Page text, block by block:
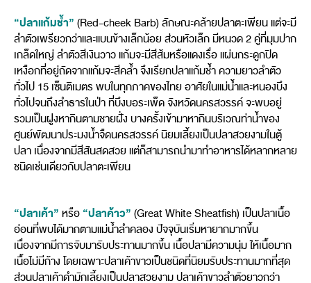
“ปลาแก้มช้ำ” (Red-cheek Barb) ลักษณะคล้ายปลาตะเพียน แต่จะมี
ลำตัวเพรียวกว่าและแบนข้างเล็กน้อย ส่วนหัวเล็ก มีหนวด 2 คู่ที่มุมปาก
เกล็ดใหญ่ ลำตัวสีเงินวาว แก้มจะมีสีส้มหรือแดงเรื่อ แผ่นกระดูกปิด
เหงือกที่อยู่ถัดจากแก้มจะสีคล้ำ จึงเรียกปลาแก้มช้ำ ความยาวลำตัว
ทั่วไป 15 เซ็นติเมตร พบในทุกภาคของไทย อาศัยในแม่น้ำและหนองบึง
ทั่วไปจนถึงลำธารในป่า ที่บึงบอระเพ็ด จังหวัดนครสวรรค์ จะพบอยู่
รวมเป็นฝูงหากินตามชายฝั่ง บางครั้งเข้ามาหากินบริเวณท่าน้ำของ
ศูนย์พัฒนาประมงน้ำจืดนครสวรรค์ นิยมเลี้ยงเป็นปลาสวยงามในตู้
ปลา เนื่องจากมีสีสันสดสวย แต่ก็สามารถนำมาทำอาหารได้หลากหลาย
ชนิดเช่นเดียวกับปลาตะเพียน
“ปลาเค้า” หรือ “ปลาค้าว” (Great White Sheatfish) เป็นปลาเนื้อ
อ่อนที่พบได้มากตามแม่น้ำลำคลอง ปัจจุบันเริ่มหายากมากขึ้น
เนื่องจากมีการจับมารับประทานมากขึ้น เนื้อปลามีความนุ่ม ให้เนื้อมาก
เนื้อไม่มีก้าง โดยเฉพาะปลาเค้าขาวเป็นชนิดที่นิยมรับประทานมากที่สุด
ส่วนปลาเค้าดำมักเลี้ยงเป็นปลาสวยงาม ปลาเค้าขาวลำตัวยาวกว่า